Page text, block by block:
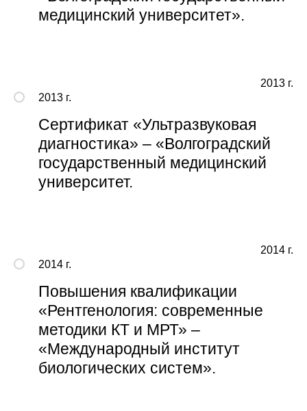
медицинский университет».
2013 г.
2013 г.
Сертификат «Ультразвуковая
диагностика» – «Волгоградский
государственный медицинский
университет.
2014 г.
2014 г.
Повышения квалификации
«Рентгенология: современные
методики КТ и МРТ» –
«Международный институт
биологических систем».